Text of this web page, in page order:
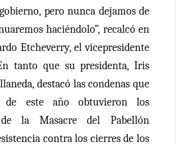
pero nunca dejamos de
haciéndolo”, recalcó en
Etcheverry, el vicepresidente
tanto que su presidenta, Iris
destacó las condenas que
este año obtuvieron los
de la Masacre del Pabellón
contra los cierres de los